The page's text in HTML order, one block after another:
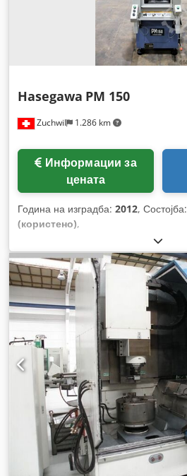
Zuchwil 1.286 km
Hasegawa PM 150
цената
Година на изградба: 2012, Состојба:
(користено),